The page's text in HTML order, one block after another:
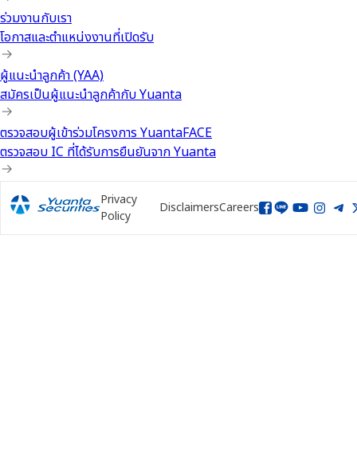
ร่วมงานกับเรา
โอกาสและตำแหน่งงานที่เปิดรับ
ผู้แนะนำลูกค้า (YAA)
สมัครเป็นผู้แนะนำลูกค้ากับ Yuanta
ตรวจสอบผู้เข้าร่วมโครงการ YuantaFACE
ตรวจสอบ IC ที่ได้รับการยืนยันจาก Yuanta
Privacy
Policy
DisclaimersCareers